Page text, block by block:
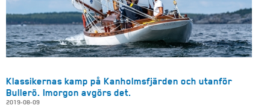
Klassikernas kamp på Kanholmsfjärden och utanför
Bullerö. Imorgon avgörs det.
2019-08-09